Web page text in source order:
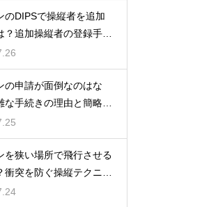
のDIPSで操縦者を追加
？追加操縦者の登録手順
の申請が面倒なのはな
な手続きの理由と簡略化
を狭い場所で飛行させる
衝突を防ぐ操縦テクニッ